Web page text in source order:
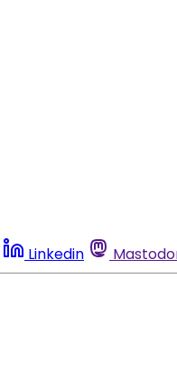
Linkedin